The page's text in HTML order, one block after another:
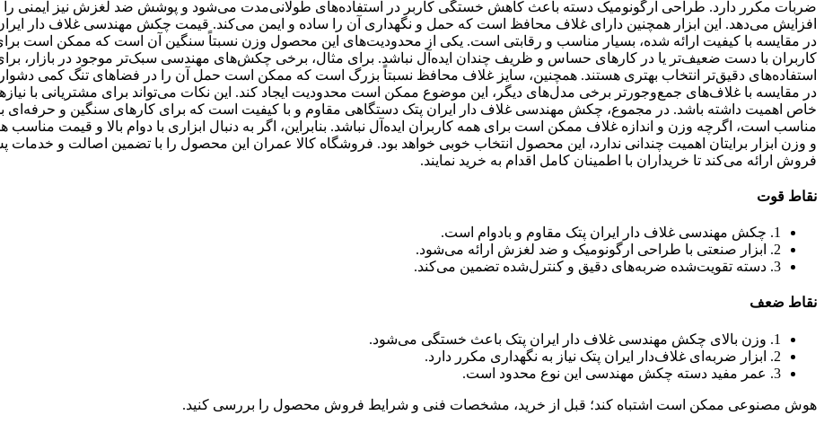
ضربات مکرر دارد. طراحی ارگونومیک دسته باعث کاهش خستگی کاربر در استفاده‌های طولانی‌مدت می‌شود و پوشش ضد لغزش نیز ایمنی را
افزایش می‌دهد. این ابزار همچنین دارای غلاف محافظ است که حمل و نگهداری آن را ساده و ایمن می‌کند. قیمت چکش مهندسی غلاف دار
در مقایسه با کیفیت ارائه شده، بسیار مناسب و رقابتی است. یکی از محدودیت‌های این محصول وزن نسبتاً سنگین آن است که ممکن است
کاربران با دست ضعیف‌تر یا در کارهای حساس و ظریف چندان ایده‌آل نباشد. برای مثال، برخی چکش‌های مهندسی سبک‌تر موجود در بازار،
استفاده‌های دقیق‌تر انتخاب بهتری هستند. همچنین، سایز غلاف محافظ نسبتاً بزرگ است که ممکن است حمل آن را در فضاهای تنگ کمی دشوار
در مقایسه با غلاف‌های جمع‌وجورتر برخی مدل‌های دیگر، این موضوع ممکن است محدودیت ایجاد کند. این نکات می‌تواند برای مشتریانی با
خاص اهمیت داشته باشد. در مجموع، چکش مهندسی غلاف دار ایران پتک دستگاهی مقاوم و با کیفیت است که برای کارهای سنگین و حرفه‌ای
مناسب است، اگرچه وزن و اندازه غلاف ممکن است برای همه کاربران ایده‌آل نباشد. بنابراین، اگر به دنبال ابزاری با دوام بالا و قیمت مناسب
و وزن ابزار برایتان اهمیت چندانی ندارد، این محصول انتخاب خوبی خواهد بود. فروشگاه کالا عمران این محصول را با تضمین اصالت و خدمات
فروش ارائه می‌کند تا خریداران با اطمینان کامل اقدام به خرید نمایند.
نقاط قوت
1. چکش مهندسی غلاف دار ایران پتک مقاوم و بادوام است.
2. ابزار صنعتی با طراحی ارگونومیک و ضد لغزش ارائه می‌شود.
3. دسته تقویت‌شده ضربه‌های دقیق و کنترل‌شده تضمین می‌کند.
نقاط ضعف
1. وزن بالای چکش مهندسی غلاف دار ایران پتک باعث خستگی می‌شود.
2. ابزار ضربه‌ای غلاف‌دار ایران پتک نیاز به نگهداری مکرر دارد.
3. عمر مفید دسته چکش مهندسی این نوع محدود است.
هوش مصنوعی ممکن است اشتباه کند؛ قبل از خرید، مشخصات فنی و شرایط فروش محصول را بررسی کنید.